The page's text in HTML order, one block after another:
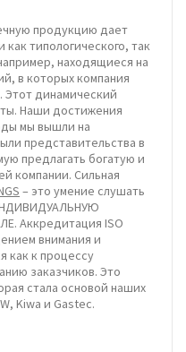
продукцию дает
типологического, так
находящиеся на
в которых компания
Этот динамический
Наши достижения
мы вышли на
представительства в
предлагать богатую и
компании. Сильная
– это умение слушать
Аккредитация ISO
внимания и
как к процессу
заказчиков. Это
стала основой наших
Kiwa и Gastec.